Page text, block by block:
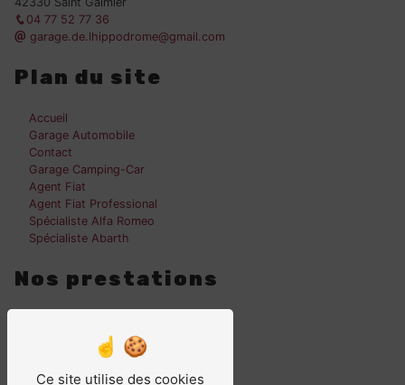
04 77 52 77 36
garage.de.lhippodrome@gmail.com
Plan du site
Accueil
Garage Automobile
Contact
Garage Camping-Car
Agent Fiat
Agent Fiat Professional
Spécialiste Alfa Romeo
Spécialiste Abarth
Nos prestations
Entretien de véhicule
Garage camping-car
Ce site utilise des cookies